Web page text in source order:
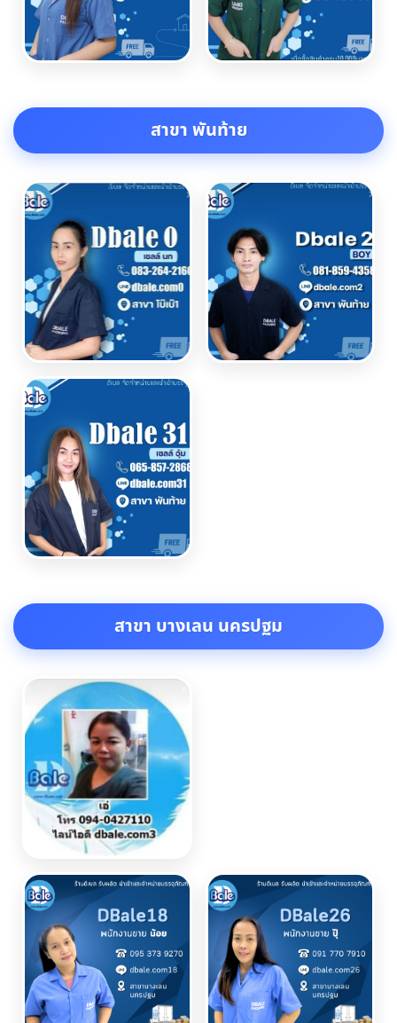
สาขา พันท้าย
สาขา บางเลน นครปฐม